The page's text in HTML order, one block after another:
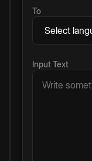
To
Input Text